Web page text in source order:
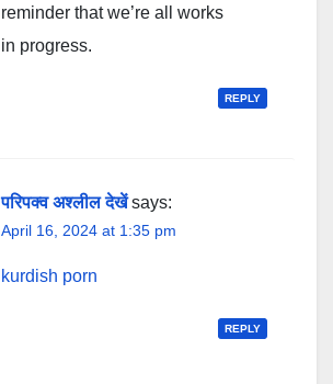
reminder that we’re all works
in progress.
REPLY
परिपक्व अश्लील देखें says:
April 16, 2024 at 1:35 pm
kurdish porn
REPLY